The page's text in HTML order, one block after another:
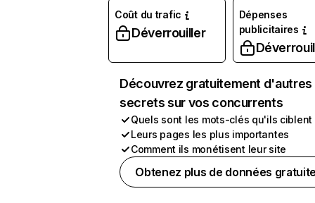
Coût du trafic
Déverrouiller
Dépenses
publicitaires
Découvrez gratuitement d'autres
secrets sur vos concurrents
Quels sont les mots-clés qu'ils ciblent
Leurs pages les plus importantes
Comment ils monétisent leur site
Obtenez plus de données